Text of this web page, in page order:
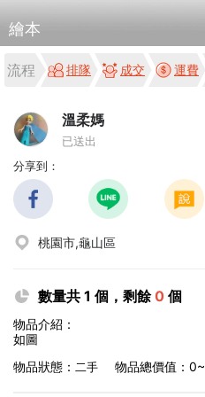
繪本
流程 排隊 成交 運費
溫柔媽
已送出
分享到：
桃園市,龜山區
數量共 1 個，剩餘0 個
物品介紹：
如圖
物品狀態： 二手 物品總價值：